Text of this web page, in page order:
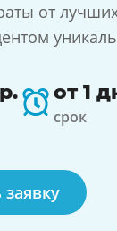
от лучших
от 1
срок